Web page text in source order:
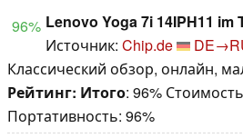
96% Lenovo Yoga 7i 14IPH11 im
Источник: Chip.de
Классический обзор, онлайн,
Рейтинг: Итого: 96%
Портативность: 96%